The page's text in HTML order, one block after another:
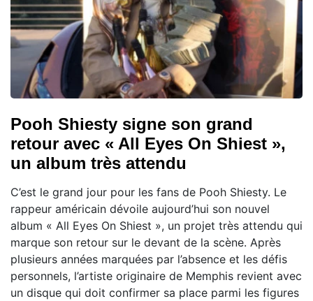
Pooh Shiesty signe son grand
retour avec « All Eyes On Shiest »,
un album très attendu
C’est le grand jour pour les fans de Pooh Shiesty. Le
rappeur américain dévoile aujourd’hui son nouvel
album « All Eyes On Shiest », un projet très attendu qui
marque son retour sur le devant de la scène. Après
plusieurs années marquées par l’absence et les défis
personnels, l’artiste originaire de Memphis revient avec
un disque qui doit confirmer sa place parmi les figures